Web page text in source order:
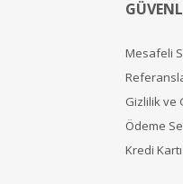
Mesafeli
Gizlilik ve
Ödeme
Kredi